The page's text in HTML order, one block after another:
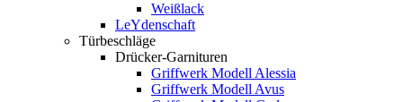
Weißlack
LeYdenschaft
Türbeschläge
Drücker-Garnituren
Griffwerk Modell Alessia
Griffwerk Modell Avus